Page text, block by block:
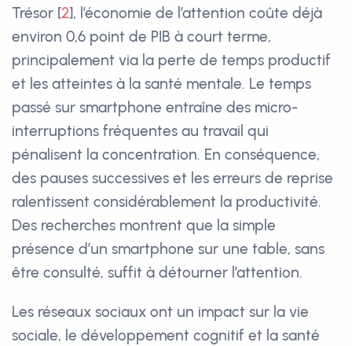
Trésor [2], l’économie de l’attention coûte déjà
environ 0,6 point de PIB à court terme,
principalement via la perte de temps productif
et les atteintes à la santé mentale. Le temps
passé sur smartphone entraîne des micro-
interruptions fréquentes au travail qui
pénalisent la concentration. En conséquence,
des pauses successives et les erreurs de reprise
ralentissent considérablement la productivité.
Des recherches montrent que la simple
présence d’un smartphone sur une table, sans
être consulté, suffit à détourner l’attention.
Les réseaux sociaux ont un impact sur la vie
sociale, le développement cognitif et la santé